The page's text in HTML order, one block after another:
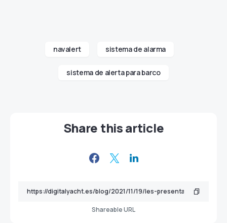
navalert sistema de alarma
sistema de alerta para barco
Share this article
Shareable URL